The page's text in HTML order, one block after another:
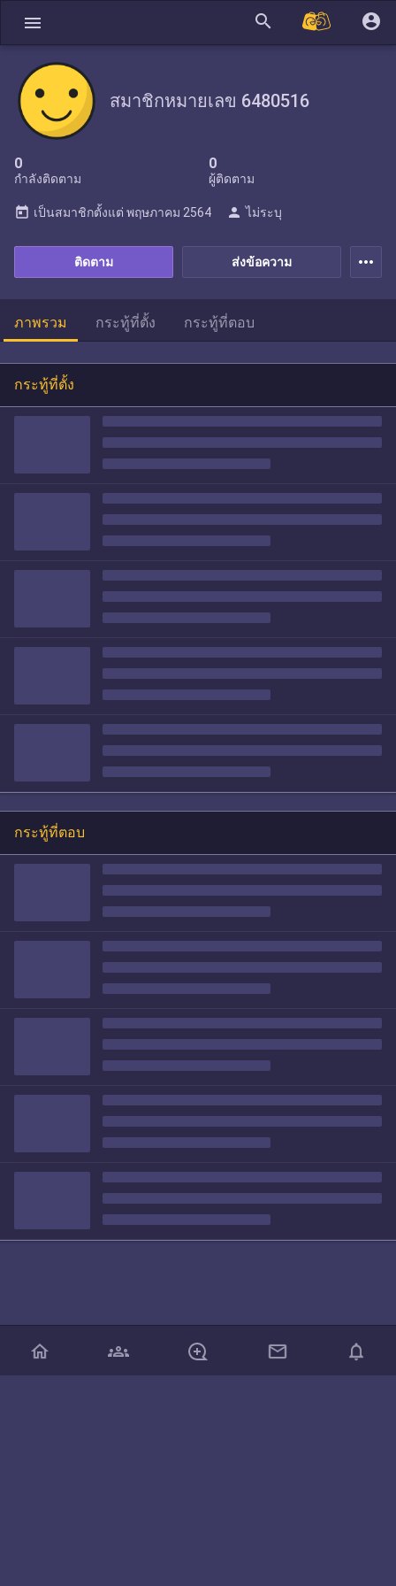
menu search account_circle
สมาชิกหมายเลข 6480516
0
กำลังติดตาม
0
ผู้ติดตาม
ส่งข้อความ
ติดตาม
today เป็นสมาชิกตั้งแต่ พฤษภาคม 2564 person ไม่ระบุ
more_horiz
ภาพรวม กระทู้ที่ตั้ง กระทู้ที่ตอบ
กระทู้ที่ตั้ง
กระทู้ที่ตอบ